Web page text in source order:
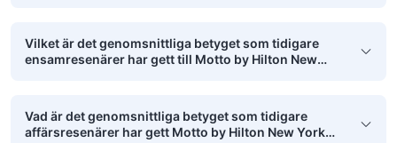
Vilket är det genomsnittliga betyget som tidigare
ensamresenärer har gett till Motto by Hilton New
Vad är det genomsnittliga betyget som tidigare
affärsresenärer har gett Motto by Hilton New York